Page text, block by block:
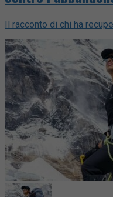
Il racconto di chi ha